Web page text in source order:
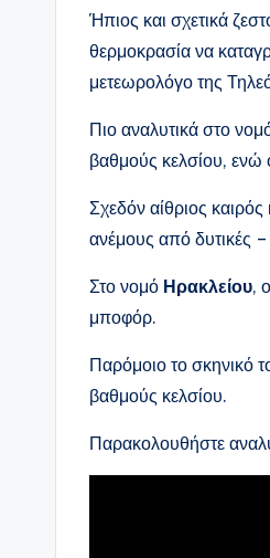
Ήπιος και σχετικά
θερμοκρασία να
μετεωρολόγο της
Πιο αναλυτικά στο
βαθμούς κελσίου, ενώ
Σχεδόν αίθριος
ανέμους από δυτικές
Στο νομό Ηρακλείου,
μποφόρ.
Παρόμοιο το σκηνικό
βαθμούς κελσίου.
Παρακολουθήστε